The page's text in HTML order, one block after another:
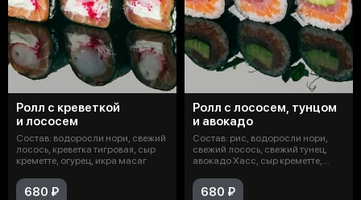
Ролл с креветкой
и лососем
Состав: водоросли нори, свежий
лосось, креветка тигровая, сыр
креметте, огурец, икра масаг
680 ₽
Ролл с лососем, тунцом
и авокадо
Состав: рис, водоросли нори,
свежий лосось, свежий тунец,
авокадо Хасс, сыр креметте,
680 ₽